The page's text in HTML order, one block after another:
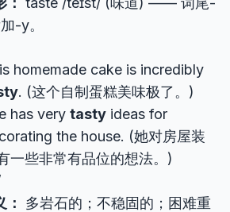
-y。
homemade cake is incredibly
. (这个自制蛋糕美味极了。)
has very tasty ideas for
the house. (她对房屋装
一些非常有品位的想法。)
多岩石的；不稳固的；困难重